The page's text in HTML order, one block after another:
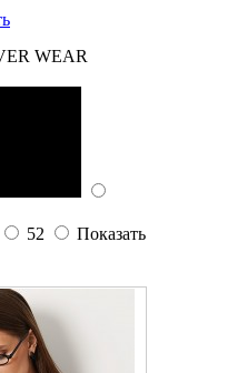
WEAR
52
Показать